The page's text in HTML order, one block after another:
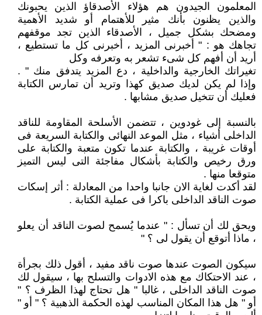
المعلمون الجيدون هم هؤلاء الأصدقاؤ الذين يحبونك
والذين يظنون بأنك مثير للأهتمام أو شديد الأهمية
ومضحك بشكل جميل ، الأصدقاء الذين تجد موقفهم
تجاهك هو : " أخبرنى المزيد ، أخبرنى كل ما تستطيع ،
أريد أن أفهم كل شىء تشعر به وتعرفه وكل
تغيراتك الخارجية والداخلية ، دع المزيد يتدفق منك " .
وإذا لم يكن لديك صديق كهذا وتريد أن تمارس الكتابة
فعليك أن تتخيل صديق مشابها .
بالنسبة إلى غودوين ، تتضمن الأسلحة المقاومة للناقد
الداخلى أشياء ، مثل الموعد النهائى والكتابة السريعة فى
أوقات غريبة ، والكتابة عندما تكون متعبة والكتابة على
ورق رخيص والكتابة بأشكال مفاجئة التى ليس التميز
متوقعا منها .
لقد أكدت لغاية الان جانبا واحدا من المعادلة : أثر إسكات
صوت الناقد الداخلى باكرا فى عملية الكتابة .
ويحق لك أن تسأل : " عندما يُسمح لصوت الناقد أن يعلو
، ماذا أتوقع أن يقول لى ؟ "
سيكون الصوت عندها صوت ناقد مفيد ، أقول ذلك بجرأة
، عند الاحتكاك مع هذه الادوات والتسلح بها ، سيقول لك
صوت الناقد الداخلى ، غالبا " هل تحتاج لهذا الظرف ؟ "
أو " هل هذا المكان المناسب لهذه الحكمة الذهبية ؟ " أو "